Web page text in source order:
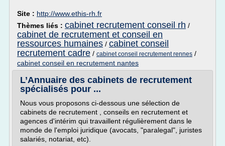
Site : http://www.ethis-rh.fr
Thèmes liés : cabinet recrutement conseil rh /
cabinet de recrutement et conseil en
ressources humaines / cabinet conseil
recrutement cadre / cabinet conseil recrutement rennes /
cabinet conseil en recrutement nantes
L’Annuaire des cabinets de recrutement
spécialisés pour ...
Nous vous proposons ci-dessous une sélection de
cabinets de recrutement , conseils en recrutement et
agences d'intérim qui travaillent régulièrement dans le
monde de l'emploi juridique (avocats, "paralegal", juristes
salariés, notariat, etc).